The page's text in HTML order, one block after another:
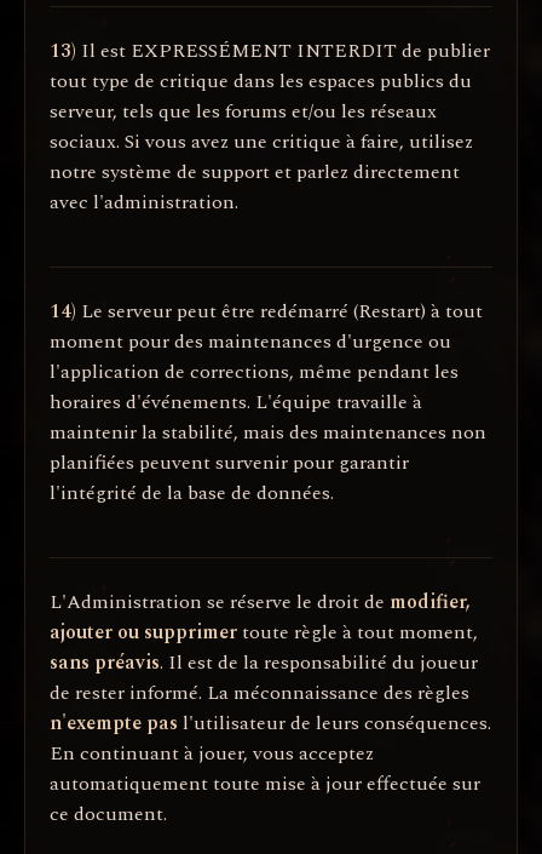
13) Il est EXPRESSÉMENT INTERDIT de publier
tout type de critique dans les espaces publics du
serveur, tels que les forums et/ou les réseaux
sociaux. Si vous avez une critique à faire, utilisez
notre système de support et parlez directement
avec l'administration.
14) Le serveur peut être redémarré (Restart) à tout
moment pour des maintenances d'urgence ou
l'application de corrections, même pendant les
horaires d'événements. L'équipe travaille à
maintenir la stabilité, mais des maintenances non
planifiées peuvent survenir pour garantir
l'intégrité de la base de données.
L'Administration se réserve le droit de modifier,
ajouter ou supprimertoute règle à tout moment,
sans préavis. Il est de la responsabilité du joueur
de rester informé. La méconnaissance des règles
n'exempte pas l'utilisateur de leurs conséquences.
En continuant à jouer, vous acceptez
automatiquement toute mise à jour effectuée sur
ce document.